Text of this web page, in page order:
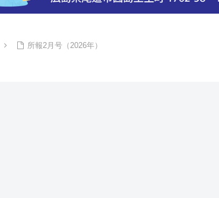
所報2月号（2026年）